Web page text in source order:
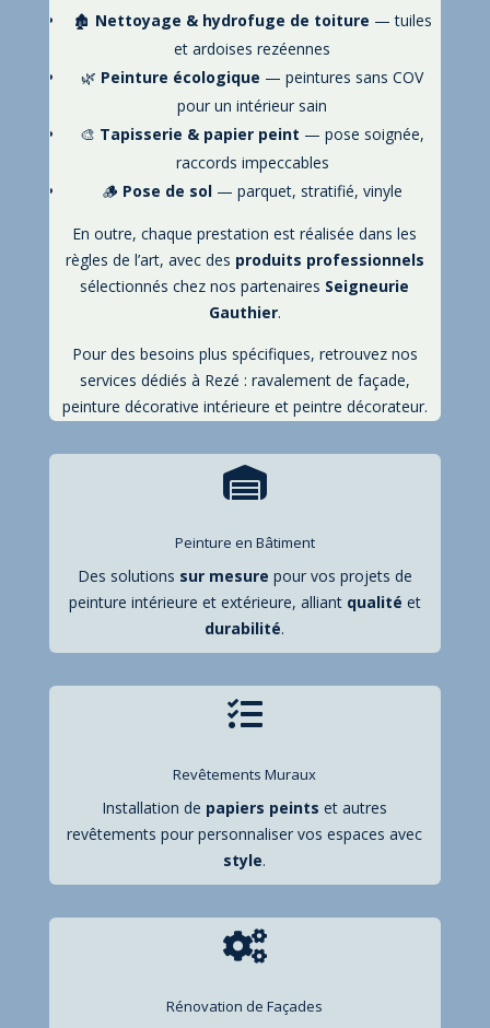
🏚️ Nettoyage & hydrofuge de toiture — tuiles
et ardoises rezéennes
🌿 Peinture écologique — peintures sans COV
pour un intérieur sain
🎨 Tapisserie & papier peint — pose soignée,
raccords impeccables
🪵 Pose de sol— parquet, stratifié, vinyle
En outre, chaque prestation est réalisée dans les
règles de l’art, avec des produits professionnels
sélectionnés chez nos partenaires Seigneurie
Gauthier.
Pour des besoins plus spécifiques, retrouvez nos
services dédiés à Rezé : ravalement de façade,
peinture décorative intérieure et peintre décorateur.

Peinture en Bâtiment
Des solutions sur mesure pour vos projets de
peinture intérieure et extérieure, alliant qualité et
durabilité.

Revêtements Muraux
Installation de papiers peints et autres
revêtements pour personnaliser vos espaces avec
style.

Rénovation de Façades